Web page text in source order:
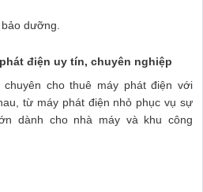
dưỡng.
điện uy tín, chuyên nghiệp
cho thuê máy phát điện với
từ máy phát điện nhỏ phục vụ sự
dành cho nhà máy và khu công